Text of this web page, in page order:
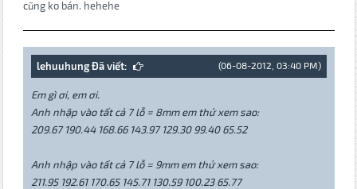
cũng ko bán. hehehe
(06-08-2012, 03:40 PM)
lehuuhung Đã viết:
Em gì ơi, em ơi.
Anh nhập vào tất cả 7 lỗ = 8mm em thử xem sao:
209.67 190.44 168.66 143.97 129.30 99.40 65.52
Anh nhập vào tất cả 7 lỗ = 9mm em thử xem sao:
211.95 192.61 170.65 145.71 130.59 100.23 65.77